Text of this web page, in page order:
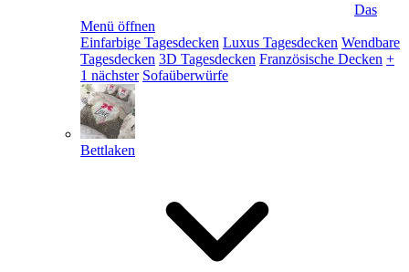
Das
Menü öffnen
Einfarbige Tagesdecken Luxus Tagesdecken Wendbare
Tagesdecken 3D Tagesdecken Französische Decken +
1 nächster Sofaüberwürfe
Bettlaken